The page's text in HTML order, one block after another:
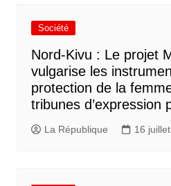
Société
Nord-Kivu : Le projet
vulgarise les
protection de la
tribunes d’expression
La République 16